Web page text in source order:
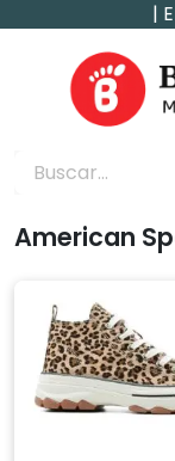
contenido
|
American